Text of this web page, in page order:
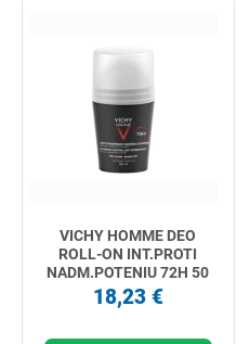
VICHY HOMME DEO
ROLL-ON INT.PROTI
NADM.POTENIU 72H 50
ml
18,23 €